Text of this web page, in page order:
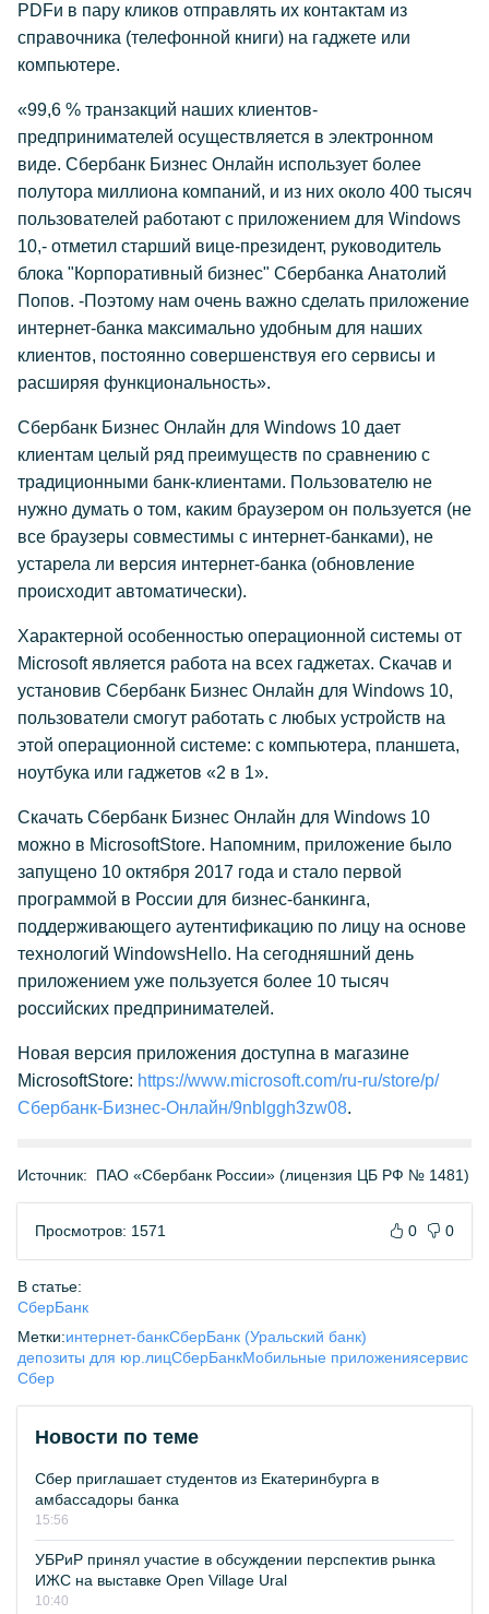
PDFи в пару кликов отправлять их контактам из
справочника (телефонной книги) на гаджете или
компьютере.
«99,6 % транзакций наших клиентов-
предпринимателей осуществляется в электронном
виде. Сбербанк Бизнес Онлайн использует более
полутора миллиона компаний, и из них около 400 тысяч
пользователей работают с приложением для Windows
10,- отметил старший вице-президент, руководитель
блока "Корпоративный бизнес" Сбербанка Анатолий
Попов. -Поэтому нам очень важно сделать приложение
интернет-банка максимально удобным для наших
клиентов, постоянно совершенствуя его сервисы и
расширяя функциональность».
Сбербанк Бизнес Онлайн для Windows 10 дает
клиентам целый ряд преимуществ по сравнению с
традиционными банк-клиентами. Пользователю не
нужно думать о том, каким браузером он пользуется (не
все браузеры совместимы с интернет-банками), не
устарела ли версия интернет-банка (обновление
происходит автоматически).
Характерной особенностью операционной системы от
Microsoft является работа на всех гаджетах. Скачав и
установив Сбербанк Бизнес Онлайн для Windows 10,
пользователи смогут работать с любых устройств на
этой операционной системе: с компьютера, планшета,
ноутбука или гаджетов «2 в 1».
Скачать Сбербанк Бизнес Онлайн для Windows 10
можно в MicrosoftStore. Напомним, приложение было
запущено 10 октября 2017 года и стало первой
программой в России для бизнес-банкинга,
поддерживающего аутентификацию по лицу на основе
технологий WindowsHello. На сегодняшний день
приложением уже пользуется более 10 тысяч
российских предпринимателей.
Новая версия приложения доступна в магазине
MicrosoftStore: https://www.microsoft.com/ru-ru/store/p/
Сбербанк-Бизнес-Онлайн/9nblggh3zw08.
Источник: ПАО «Сбербанк России» (лицензия ЦБ РФ № 1481)
Просмотров: 1571 0 0
В статье:
СберБанк
Метки:интернет-банкСберБанк (Уральский банк)
депозиты для юр.лицСберБанкМобильные приложениясервис
Сбер
Новости по теме
Сбер приглашает студентов из Екатеринбурга в
амбассадоры банка
15:56
УБРиР принял участие в обсуждении перспектив рынка
ИЖС на выставке Open Village Ural
10:40